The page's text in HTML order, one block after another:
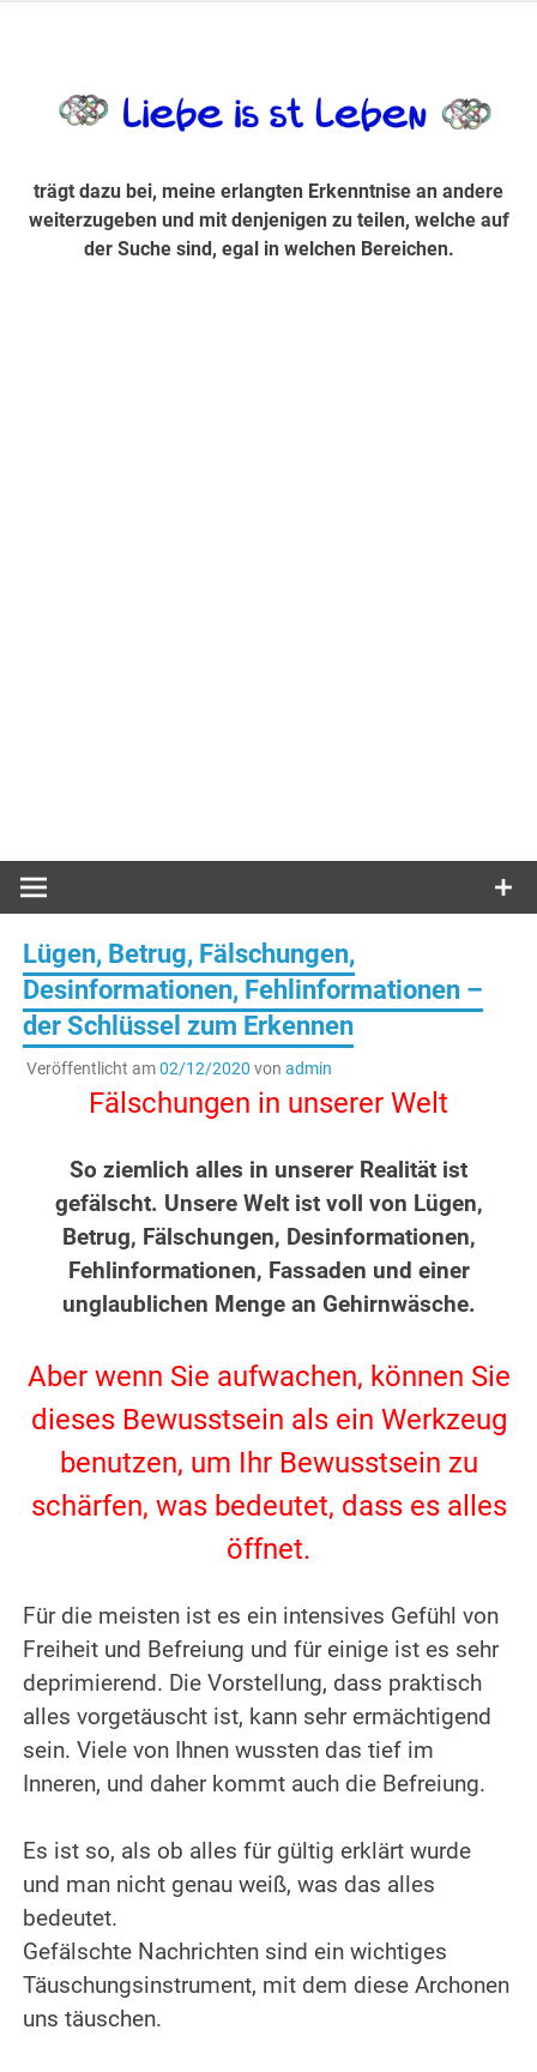
Suche sind, egal in welchen Bereichen.
trägt dazu bei, meine erlangten Erkenntnise an andere
weiterzugeben und mit denjenigen zu teilen, welche auf
der Suche sind, egal in welchen Bereichen.
Lügen, Betrug, Fälschungen,
Desinformationen, Fehlinformationen –
der Schlüssel zum Erkennen
Veröffentlicht am02/12/2020 von admin
Fälschungen in unserer Welt
So ziemlich alles in unserer Realität ist
gefälscht. Unsere Welt ist voll von Lügen,
Betrug, Fälschungen, Desinformationen,
Fehlinformationen, Fassaden und einer
unglaublichen Menge an Gehirnwäsche.
Aber wenn Sie aufwachen, können Sie
dieses Bewusstsein als ein Werkzeug
benutzen, um Ihr Bewusstsein zu
schärfen, was bedeutet, dass es alles
öffnet.
Für die meisten ist es ein intensives Gefühl von
Freiheit und Befreiung und für einige ist es sehr
deprimierend. Die Vorstellung, dass praktisch
alles vorgetäuscht ist, kann sehr ermächtigend
sein. Viele von Ihnen wussten das tief im
Inneren, und daher kommt auch die Befreiung.
Es ist so, als ob alles für gültig erklärt wurde
und man nicht genau weiß, was das alles
bedeutet.
Gefälschte Nachrichten sind ein wichtiges
Täuschungsinstrument, mit dem diese Archonen
uns täuschen.